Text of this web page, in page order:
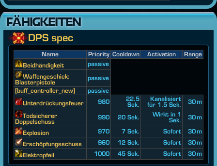
FÄHIGKEITEN
DPS spec
Name Priority Cooldown Activation
Range
Beidhändigkeit
passive
Waffengeschick:
Blasterpistole
passive
[buff_controller_new]
passive
Unterdrückungsfeuer
980
22.5
Sek.
Kanalisiert
für 1.5 Sek.
30 m
Todsicherer
Doppelschuss
990 20 Sek.
Wirkt in 1
Sek.
30 m
Explosion 970 7 Sek. Sofort
30 m
Erschöpfungsschuss
960 12 Sek. Sofort
30 m
Elektropfeil
1000 45 Sek. Sofort 30 m